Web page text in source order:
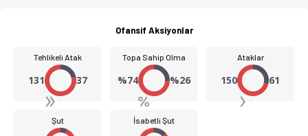
Ofansif Aksiyonlar
Tehlikeli Atak
131 37
Topa Sahip Olma
%74 %26
Ataklar
150 61
Şut İsabetli Şut